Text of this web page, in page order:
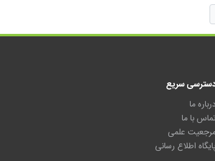
سریع
ما
با ما
علمی
اطلاع رسانی